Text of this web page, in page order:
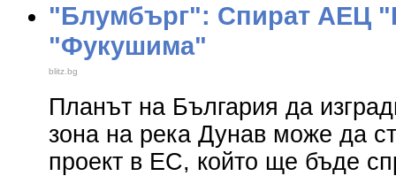
"Блумбърг": Спират АЕЦ
"Фукушима"
blitz.bg
Планът на България да
зона на река Дунав може да
проект в ЕС, който ще бъде